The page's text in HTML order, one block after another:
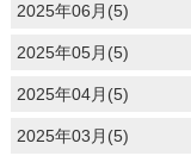
2025年06月(5)
2025年05月(5)
2025年04月(5)
2025年03月(5)